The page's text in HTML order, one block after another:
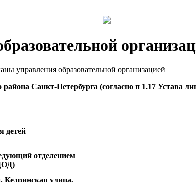
управления образовательной организацией
Санкт-Петербурга (согласно п 1.17 Устава
детей
отделением
Кедринская улица,